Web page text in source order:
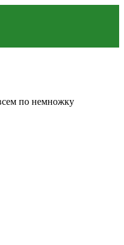
по немножку